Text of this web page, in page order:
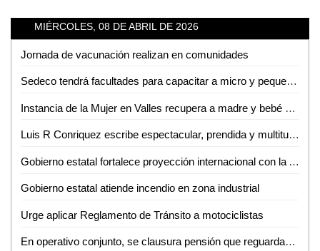
MIÉRCOLES, 08 DE ABRIL DE 2026
Jornada de vacunación realizan en comunidades
Sedeco tendrá facultades para capacitar a micro y pequeños empresarios en la detección de moneda falsa
Instancia de la Mujer en Valles recupera a madre y bebé sustraídos fuera del estado
Luis R Conriquez escribe espectacular, prendida y multitudinaria noche en la Fenae
Gobierno estatal fortalece proyección internacional con la Arena Potosí
Gobierno estatal atiende incendio en zona industrial
Urge aplicar Reglamento de Tránsito a motociclistas
En operativo conjunto, se clausura pensión que reguardaba autotanques con hidrocarburos sin los permisos correspondientes